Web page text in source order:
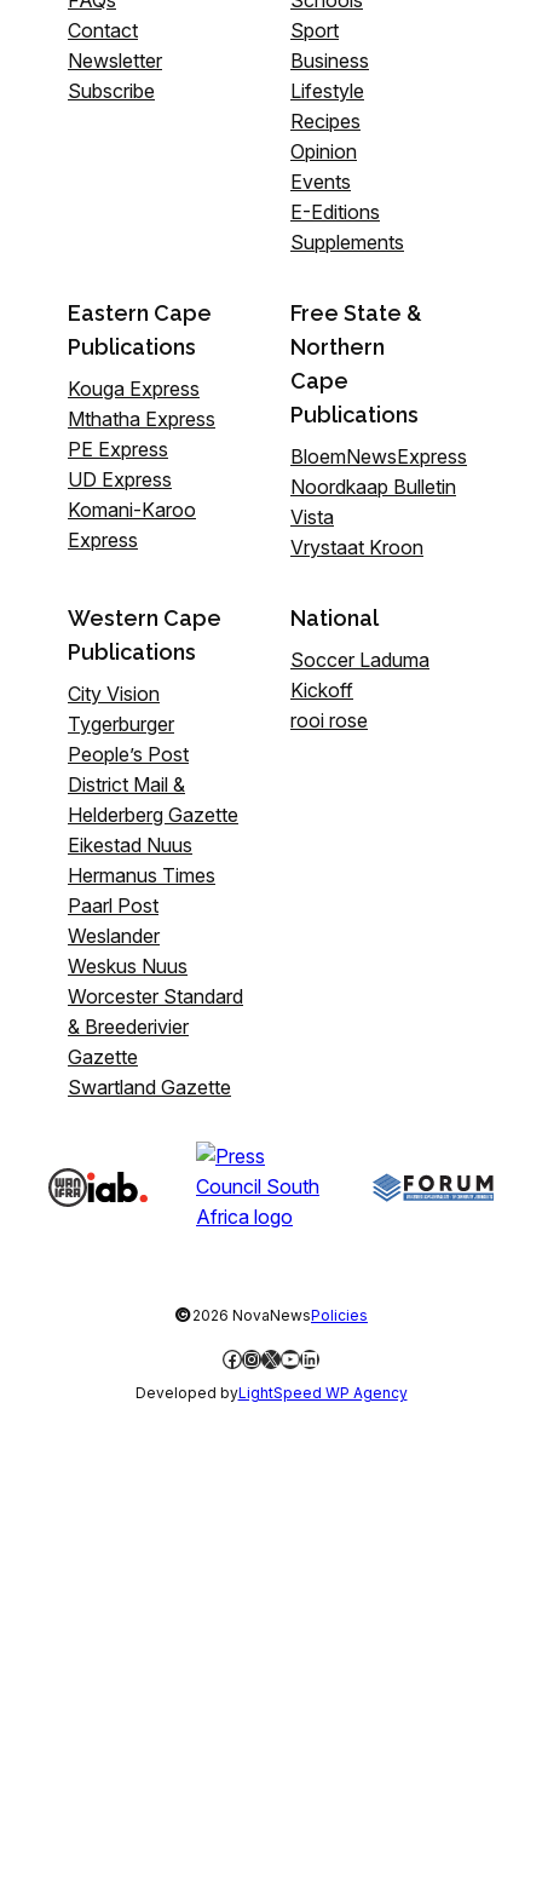
Contact
Newsletter
Subscribe
Sport
Business
Lifestyle
Recipes
Opinion
Events
E-Editions
Supplements
Eastern Cape
Publications
Kouga Express
Mthatha Express
PE Express
UD Express
Komani-Karoo
Express
Free State &
Northern
Cape
Publications
BloemNewsExpress
Noordkaap Bulletin
Vista
Vrystaat Kroon
Western Cape
Publications
City Vision
Tygerburger
People’s Post
District Mail &
Helderberg Gazette
Eikestad Nuus
Hermanus Times
Paarl Post
Weslander
Weskus Nuus
Worcester Standard
& Breederivier
Gazette
Swartland Gazette
National
Soccer Laduma
Kickoff
rooi rose
©2026 NovaNewsPolicies
Facebook
Instagram
X YouTube
LinkedIn
Developed byLightSpeed WP Agency